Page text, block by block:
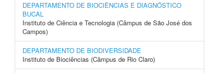
DEPARTAMENTO DE BIOCIÊNCIAS E DIAGNÓSTICO
BUCAL
Instituto de Ciência e Tecnologia (Câmpus de São José dos
Campos)
DEPARTAMENTO DE BIODIVERSIDADE
Instituto de Biociências (Câmpus de Rio Claro)